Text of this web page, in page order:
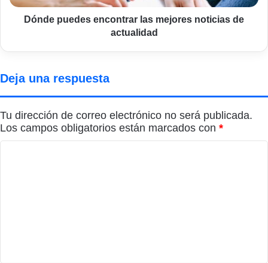
Dónde puedes encontrar las mejores noticias de
actualidad
Deja una respuesta
Tu dirección de correo electrónico no será publicada.
Los campos obligatorios están marcados con *